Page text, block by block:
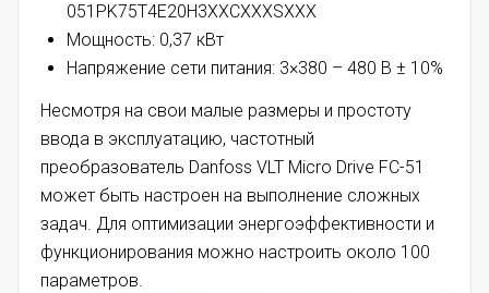
051PK75T4E20H3XXCXXXSXXX
Мощность: 0,37 кВт
Напряжение сети питания: 3×380 – 480 В ± 10%
Несмотря на свои малые размеры и простоту
ввода в эксплуатацию, частотный
преобразователь Danfoss VLT Micro Drive FC-51
может быть настроен на выполнение сложных
задач. Для оптимизации энергоэффективности и
функционирования можно настроить около 100
параметров.